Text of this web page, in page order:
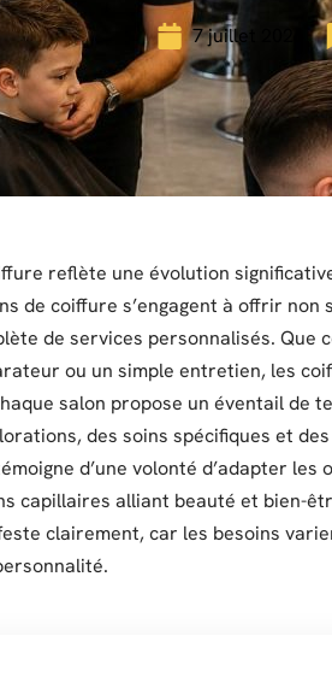
7 juillet 2026
reflète une évolution
de coiffure s’engagent à offrir non
de services personnalisés. Que
ou un simple entretien, les
salon propose un éventail de
des soins spécifiques et
d’une volonté d’adapter les
capillaires alliant beauté et bien-
clairement, car les besoins